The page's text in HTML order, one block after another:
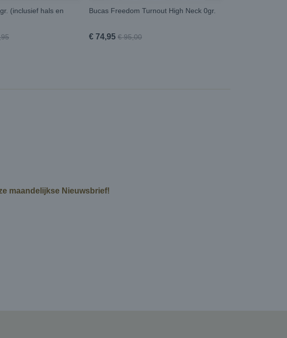
(inclusief hals en
Bucas Freedom Turnout High Neck 0gr.
€ 74,95 € 95,00
maandelijkse Nieuwsbrief!